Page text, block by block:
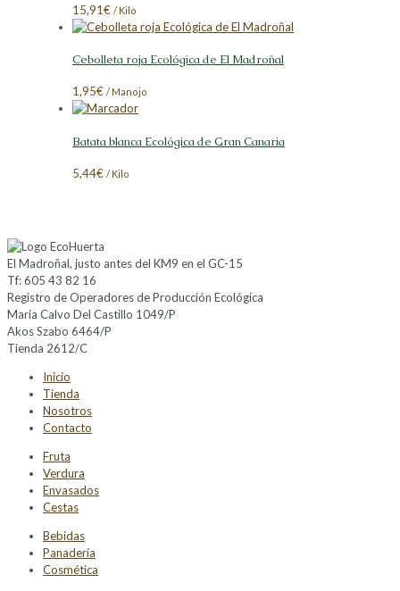
15,91€ / Kilo
Cebolleta roja Ecológica de El Madroñal
1,95€ / Manojo
Batata blanca Ecológica de Gran Canaria
5,44€ / Kilo
El Madroñal, justo antes del KM9 en el GC-15
Tf: 605 43 82 16
Registro de Operadores de Producción Ecológica
Maria Calvo Del Castillo 1049/P
Akos Szabo 6464/P
Tienda 2612/C
Inicio
Tienda
Nosotros
Contacto
Fruta
Verdura
Envasados
Cestas
Bebidas
Panadería
Cosmética